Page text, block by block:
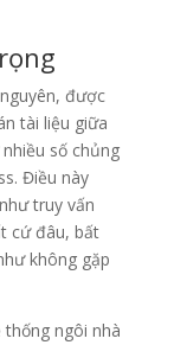
được
tài liệu giữa
số chủng
Điều này
truy vấn
cứ đâu, bất
không gặp
ngôi nhà